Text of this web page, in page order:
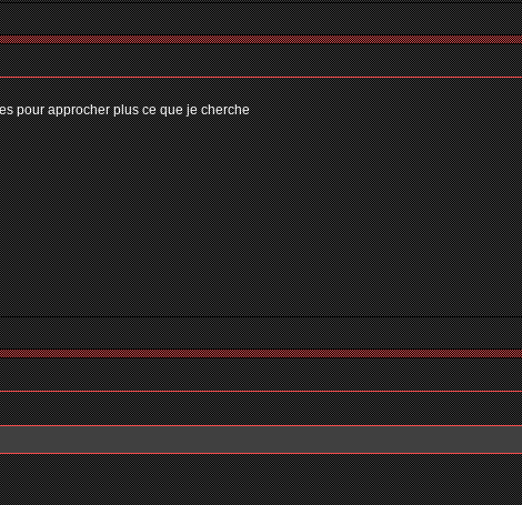
pour approcher plus ce que je cherche